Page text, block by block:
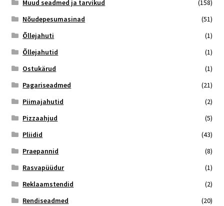
Muud seadmed ja tarvikud
(158)
Nõudepesumasinad
(51)
Õllejahuti
(1)
Õllejahutid
(1)
Ostukärud
(1)
Pagariseadmed
(21)
Piimajahutid
(2)
Pizzaahjud
(5)
Pliidid
(43)
Praepannid
(8)
Rasvapüüdur
(1)
Reklaamstendid
(2)
Rendiseadmed
(20)